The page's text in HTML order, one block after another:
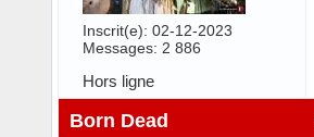
Inscrit(e): 02-12-2023
Messages: 2 886
Hors ligne
Born Dead